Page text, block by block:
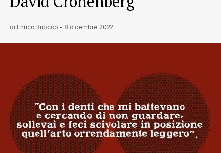
di Enrico Ruocco - 8 dicembre 2022